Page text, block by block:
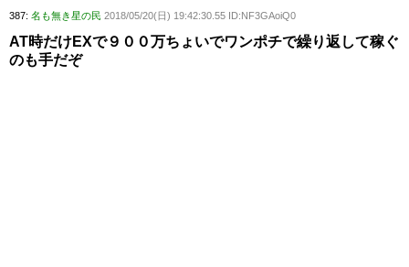
387: 名も無き星の民 2018/05/20(日) 19:42:30.55 ID:NF3GAoiQ0
AT時だけEXで９００万ちょいでワンポチで繰り返して稼ぐ
のも手だぞ